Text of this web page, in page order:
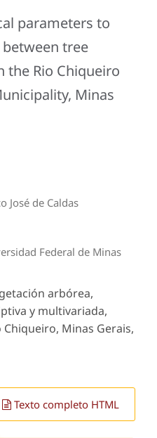
parameters to
tree
the Rio Chiqueiro
Minas
José de Caldas
Federal de Minas
arbórea,
y multivariada,
Minas Gerais,
Texto completo HTML